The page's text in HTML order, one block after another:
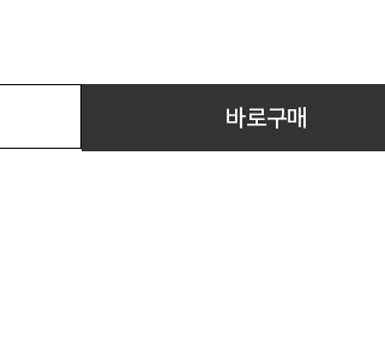
바로구매